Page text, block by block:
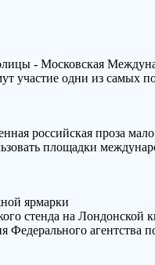
- Московская
участие одни из самых
российская проза
площадки
ярмарки
стенда на Лондонской
агентства